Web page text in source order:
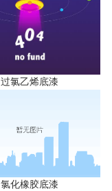
过氯乙烯底漆
氯化橡胶底漆